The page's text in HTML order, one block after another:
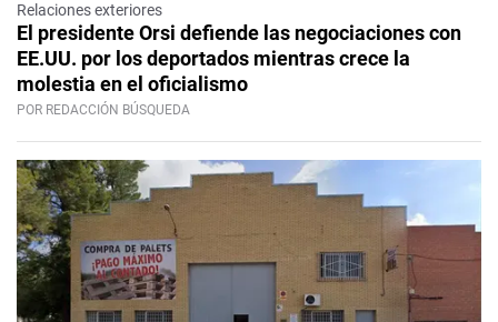
Relaciones exteriores
El presidente Orsi defiende las negociaciones con
EE.UU. por los deportados mientras crece la
molestia en el oficialismo
POR REDACCIÓN BÚSQUEDA